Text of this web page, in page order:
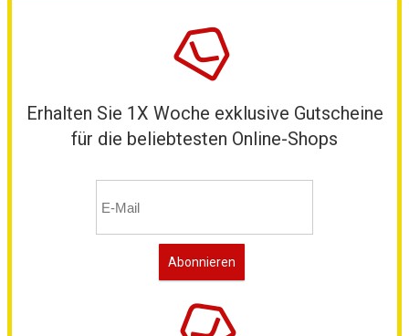
Erhalten Sie 1X Woche exklusive Gutscheine
für die beliebtesten Online-Shops